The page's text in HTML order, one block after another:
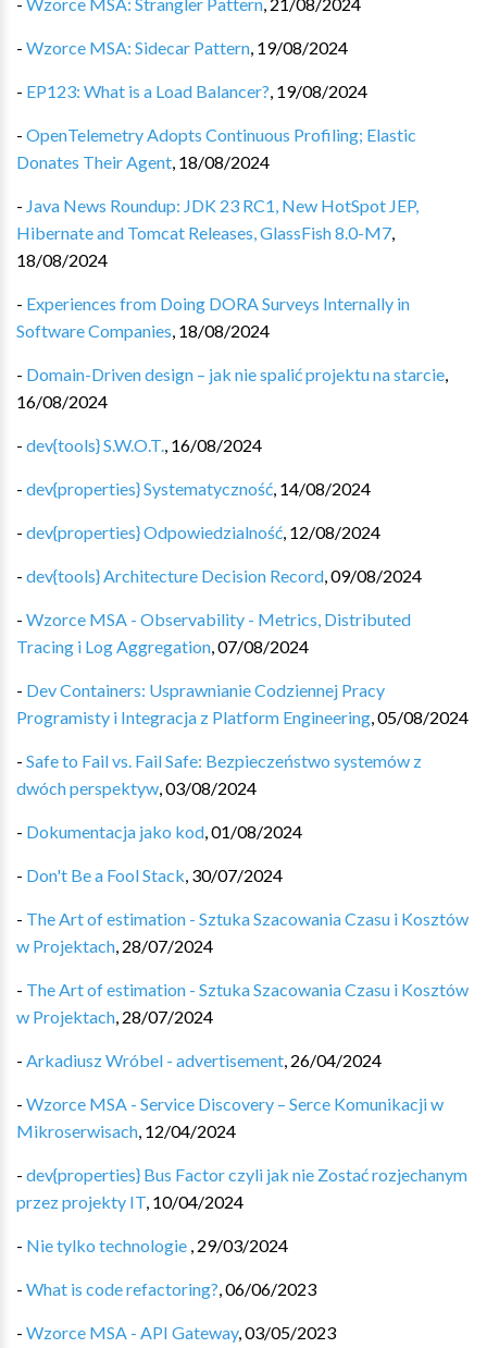
- Wzorce MSA: Sidecar Pattern, 19/08/2024
- EP123: What is a Load Balancer?, 19/08/2024
- OpenTelemetry Adopts Continuous Profiling; Elastic
Donates Their Agent, 18/08/2024
- Java News Roundup: JDK 23 RC1, New HotSpot JEP,
Hibernate and Tomcat Releases, GlassFish 8.0-M7,
18/08/2024
- Experiences from Doing DORA Surveys Internally in
Software Companies, 18/08/2024
- Domain-Driven design – jak nie spalić projektu na starcie,
16/08/2024
- dev{tools} S.W.O.T., 16/08/2024
- dev{properties} Systematyczność, 14/08/2024
- dev{properties} Odpowiedzialność, 12/08/2024
- dev{tools} Architecture Decision Record,09/08/2024
- Wzorce MSA - Observability - Metrics, Distributed
Tracing i Log Aggregation,07/08/2024
- Dev Containers: Usprawnianie Codziennej Pracy
Programisty i Integracja z Platform Engineering,05/08/2024
- Safe to Fail vs. Fail Safe: Bezpieczeństwo systemów z
dwóch perspektyw,03/08/2024
- Dokumentacja jako kod,01/08/2024
- Don't Be a Fool Stack, 30/07/2024
- The Art of estimation - Sztuka Szacowania Czasu i Kosztów
w Projektach, 28/07/2024
- The Art of estimation - Sztuka Szacowania Czasu i Kosztów
w Projektach, 28/07/2024
- Arkadiusz Wróbel - advertisement, 26/04/2024
- Wzorce MSA - Service Discovery – Serce Komunikacji w
Mikroserwisach, 12/04/2024
- dev{properties} Bus Factor czyli jak nie Zostać rozjechanym
przez projekty IT, 10/04/2024
- Nie tylko technologie , 29/03/2024
- What is code refactoring?,06/06/2023
- Wzorce MSA - API Gateway,03/05/2023